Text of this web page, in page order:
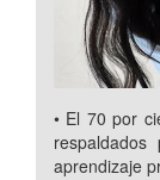
• El 70 por
aprendizaje